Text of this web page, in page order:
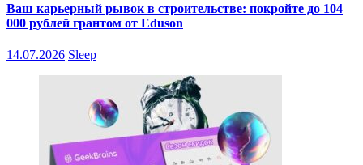
Ваш карьерный рывок в строительстве: покройте до 104
000 рублей грантом от Eduson
14.07.2026 Sleep